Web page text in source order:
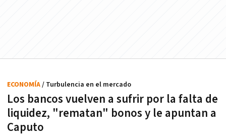
Los bancos vuelven a sufrir por la falta de
liquidez, "rematan" bonos y le apuntan a
Caputo
ECONOMÍA/ Turbulencia en el mercado